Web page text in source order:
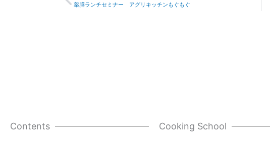
薬膳ランチセミナー アグリキッチンもぐもぐ
Contents Cooking School